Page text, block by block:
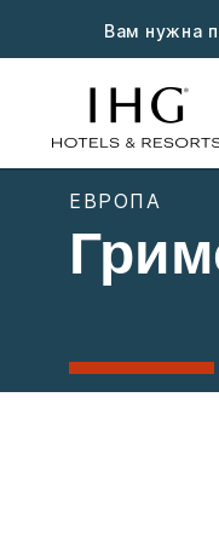
Вам нужна
ЕВРОПА